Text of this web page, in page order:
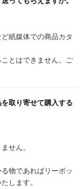
紙媒体での商品カタ
とはできません。ご
取り寄せて購入する
せん。
物であればリーボッ
します。